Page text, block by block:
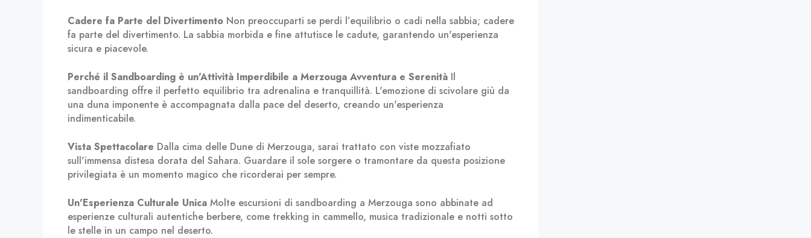
Cadere fa Parte del Divertimento Non preoccuparti se perdi l’equilibrio o cadi nella sabbia; cadere
fa parte del divertimento. La sabbia morbida e fine attutisce le cadute, garantendo un'esperienza
sicura e piacevole.
Perché il Sandboarding è un'Attività Imperdibile a Merzouga Avventura e Serenità Il
sandboarding offre il perfetto equilibrio tra adrenalina e tranquillità. L'emozione di scivolare giù da
una duna imponente è accompagnata dalla pace del deserto, creando un'esperienza
indimenticabile.
Vista Spettacolare Dalla cima delle Dune di Merzouga, sarai trattato con viste mozzafiato
sull'immensa distesa dorata del Sahara. Guardare il sole sorgere o tramontare da questa posizione
privilegiata è un momento magico che ricorderai per sempre.
Un'Esperienza Culturale Unica Molte escursioni di sandboarding a Merzouga sono abbinate ad
esperienze culturali autentiche berbere, come trekking in cammello, musica tradizionale e notti sotto
le stelle in un campo nel deserto.